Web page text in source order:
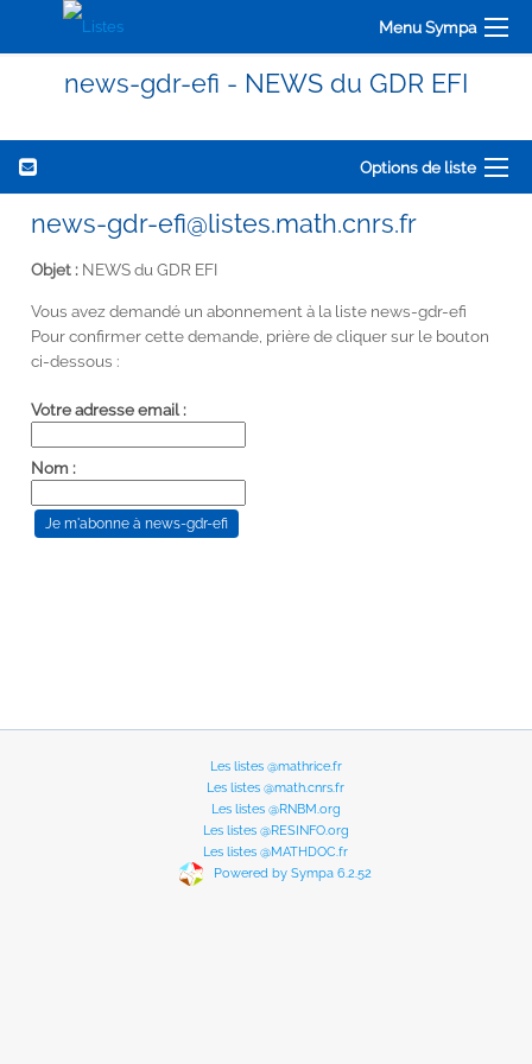
Menu Sympa
news-gdr-efi - NEWS du GDR EFI
Options de liste
news-gdr-efi@listes.math.cnrs.fr
Objet : NEWS du GDR EFI
Vous avez demandé un abonnement à la liste news-gdr-efi
Pour confirmer cette demande, prière de cliquer sur le bouton
ci-dessous :
Votre adresse email :
Nom :
Les listes @mathrice.fr
Les listes @math.cnrs.fr
Les listes @RNBM.org
Les listes @RESINFO.org
Les listes @MATHDOC.fr
Powered by Sympa 6.2.52